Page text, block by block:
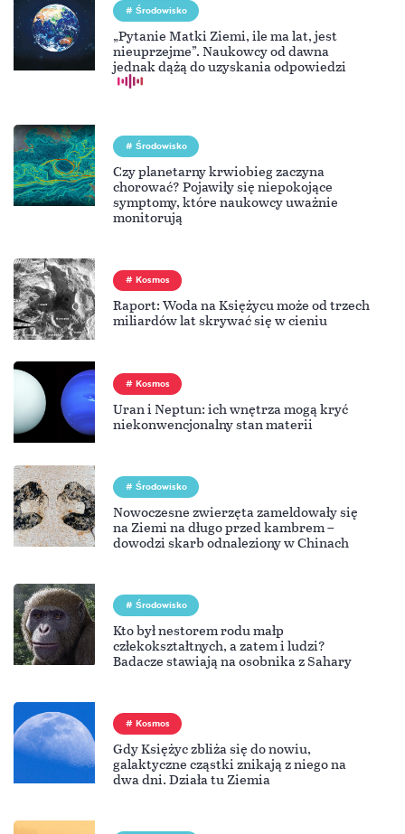
Środowisko
„Pytanie Matki Ziemi, ile ma lat, jest
nieuprzejme”. Naukowcy od dawna
jednak dążą do uzyskania odpowiedzi
Środowisko
Czy planetarny krwiobieg zaczyna
chorować? Pojawiły się niepokojące
symptomy, które naukowcy uważnie
monitorują
Kosmos
Raport: Woda na Księżycu może od trzech
miliardów lat skrywać się w cieniu
Kosmos
Uran i Neptun: ich wnętrza mogą kryć
niekonwencjonalny stan materii
Środowisko
Nowoczesne zwierzęta zameldowały się
na Ziemi na długo przed kambrem –
dowodzi skarb odnaleziony w Chinach
Środowisko
Kto był nestorem rodu małp
człekokształtnych, a zatem i ludzi?
Badacze stawiają na osobnika z Sahary
Kosmos
Gdy Księżyc zbliża się do nowiu,
galaktyczne cząstki znikają z niego na
dwa dni. Działa tu Ziemia